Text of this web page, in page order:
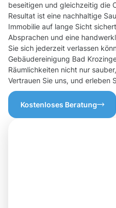
beseitigen und gleichzeitig die
Resultat ist eine nachhaltige
Immobilie auf lange Sicht
Absprachen und eine
Sie sich jederzeit verlassen
Gebäudereinigung Bad
Räumlichkeiten nicht nur
Vertrauen Sie uns, und erleben
Kostenloses Beratung